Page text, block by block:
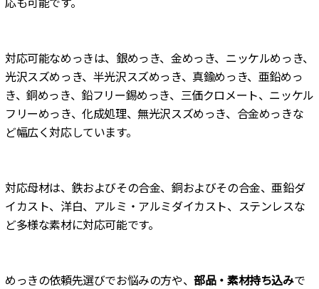
対応可能なめっきは、銀めっき、金めっき、ニッケルめっき、
光沢スズめっき、半光沢スズめっき、真鍮めっき、亜鉛めっ
き、銅めっき、鉛フリー錫めっき、三価クロメート、ニッケル
フリーめっき、化成処理、無光沢スズめっき、合金めっきな
ど幅広く対応しています。
対応母材は、鉄およびその合金、銅およびその合金、亜鉛ダ
イカスト、洋白、アルミ・アルミダイカスト、ステンレスな
ど多様な素材に対応可能です。
めっきの依頼先選びでお悩みの方や、部品・素材持ち込みで